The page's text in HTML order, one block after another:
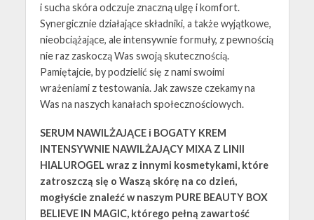
i sucha skóra odczuje znaczną ulgę i komfort.
Synergicznie działające składniki, a także wyjątkowe,
nieobciążające, ale intensywnie formuły, z pewnością
nie raz zaskoczą Was swoją skutecznością.
Pamiętajcie, by podzielić się z nami swoimi
wrażeniami z testowania. Jak zawsze czekamy na
Was na naszych kanałach społecznościowych.
SERUM NAWILŻAJĄCE i BOGATY KREM
INTENSYWNIE NAWILŻAJĄCY MIXA Z LINII
HIALUROGEL wraz z innymi kosmetykami, które
zatroszczą się o Waszą skórę na co dzień,
mogłyście znaleźć w naszym PURE BEAUTY BOX
BELIEVE IN MAGIC, którego pełną zawartość